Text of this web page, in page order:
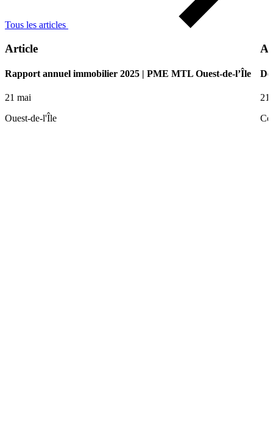
Tous les articles
Article
Rapport annuel immobilier 2025 | PME MTL Ouest-de-l’Île
21 mai
Ouest-de-l'Île
21